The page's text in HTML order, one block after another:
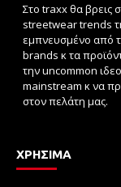
Στο traxx θα βρεις
streetwear trends
εμπνευσμένο από
brands κ τα
την uncommon
mainstream κ να
στον πελάτη μας.
ΧΡΗΣΙΜΑ